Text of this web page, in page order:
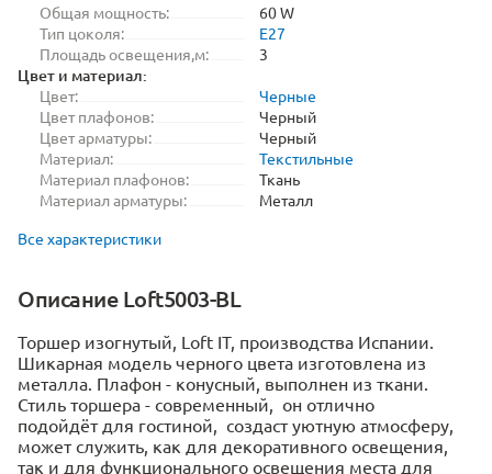
Общая мощность:
60 W
Тип цоколя:
E27
Площадь освещения,м:
3
Цвет и материал:
Цвет:
Черные
Цвет плафонов:
Черный
Цвет арматуры:
Черный
Материал:
Текстильные
Материал плафонов:
Ткань
Материал арматуры:
Металл
Все характеристики
Описание Loft5003-BL
Торшер изогнутый, Loft IT, производства Испании.
Шикарная модель черного цвета изготовлена из
металла. Плафон - конусный, выполнен из ткани.
Стиль торшера - современный, он отлично
подойдёт для гостиной, создаст уютную атмосферу,
может служить, как для декоративного освещения,
так и для функционального освещения места для